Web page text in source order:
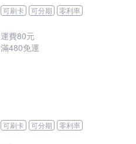
可刷卡 可分期 零利率
運費80元
滿480免運
可刷卡 可分期 零利率